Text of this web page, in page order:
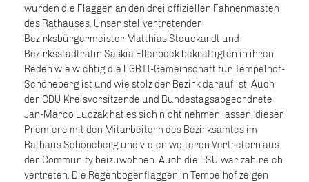
wurden die Flaggen an den drei offiziellen Fahnenmasten
des Rathauses. Unser stellvertretender
Bezirksbürgermeister Matthias Steuckardt und
Bezirksstadträtin Saskia Ellenbeck bekräftigten in ihren
Reden wie wichtig die LGBTI-Gemeinschaft für Tempelhof-
Schöneberg ist und wie stolz der Bezirk darauf ist. Auch
der CDU Kreisvorsitzende und Bundestagsabgeordnete
Jan-Marco Luczak hat es sich nicht nehmen lassen, dieser
Premiere mit den Mitarbeitern des Bezirksamtes im
Rathaus Schöneberg und vielen weiteren Vertretern aus
der Community beizuwohnen. Auch die LSU war zahlreich
vertreten. Die Regenbogenflaggen in Tempelhof zeigen